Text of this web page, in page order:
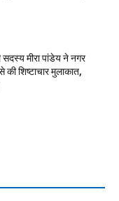
सदस्य मीरा पांडेय ने नगर
की शिष्टाचार मुलाकात,